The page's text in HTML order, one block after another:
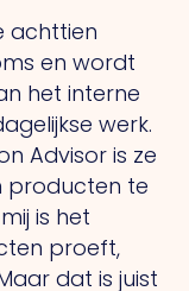
achttien
en wordt
het interne
werk.
Advisor is ze
producten te
is het
proeft,
dat is juist